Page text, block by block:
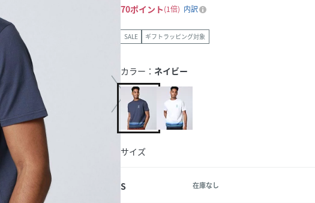
70ポイント 1倍 内訳
SALE ギフトラッピング対象
カラー： ネイビー
サイズ
S 在庫なし